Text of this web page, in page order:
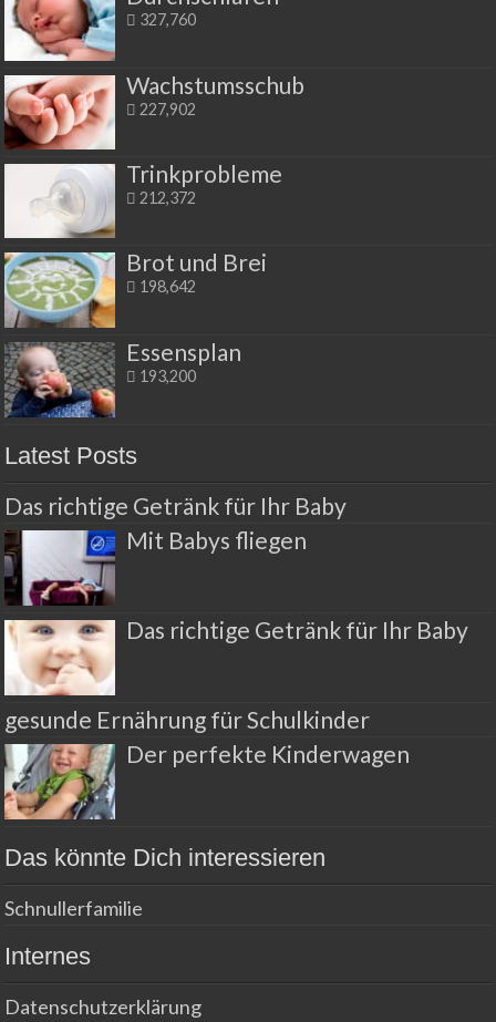
327,760
Wachstumsschub
227,902
Trinkprobleme
212,372
Brot und Brei
198,642
Essensplan
193,200
Latest Posts
Das richtige Getränk für Ihr Baby
Mit Babys fliegen
Das richtige Getränk für Ihr Baby
gesunde Ernährung für Schulkinder
Der perfekte Kinderwagen
Das könnte Dich interessieren
Schnullerfamilie
Internes
Datenschutzerklärung